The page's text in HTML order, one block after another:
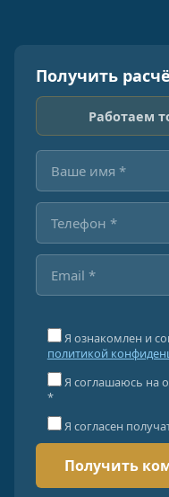
Получить
Работаем
Я ознакомлен и
политикой
Я соглашаюсь на
*
Я согласен